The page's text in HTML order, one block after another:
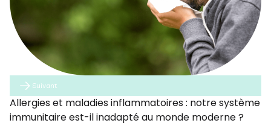
Suivant
Allergies et maladies inflammatoires : notre système
immunitaire est-il inadapté au monde moderne ?